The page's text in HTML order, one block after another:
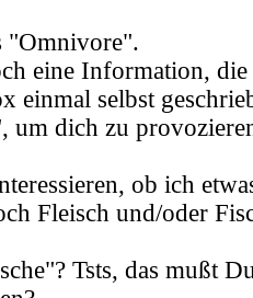
"Omnivore".
eine Information,
einmal selbst
um dich zu
ob ich
Fleisch und/oder
Tsts, das mußt